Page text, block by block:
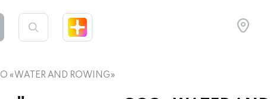
«WATER AND ROWING»